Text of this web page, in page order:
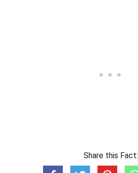
Share this Fact: